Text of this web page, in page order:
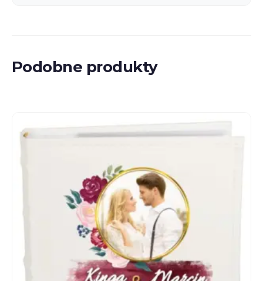
Podobne produkty